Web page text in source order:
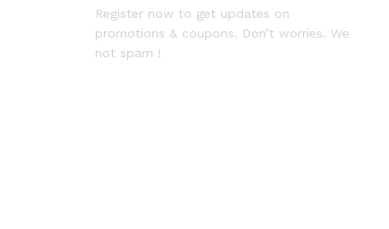
Register now to get updates on
promotions & coupons. Don’t worries. We
not spam !